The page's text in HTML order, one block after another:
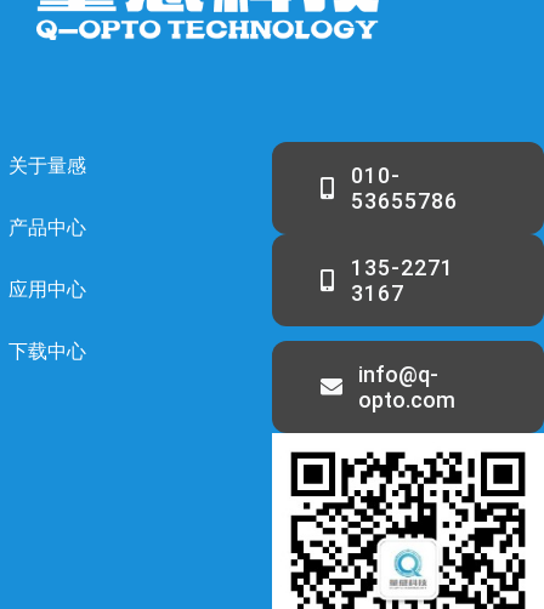
关于量感
产品中心
应用中心
下载中心
010-
53655786
135-2271
3167
info@q-
opto.com